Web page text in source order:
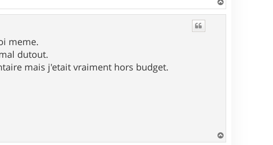
a
meme.
dutout.
mais j'etait vraiment hors budget.
a